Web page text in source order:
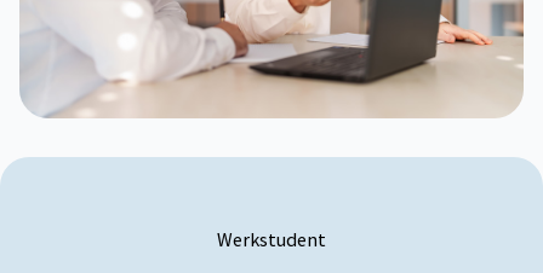
Werkstudent